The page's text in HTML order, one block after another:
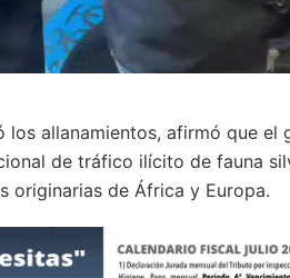
los allanamientos, afirmó que el
de tráfico ilícito de fauna
originarias de África y Europa.